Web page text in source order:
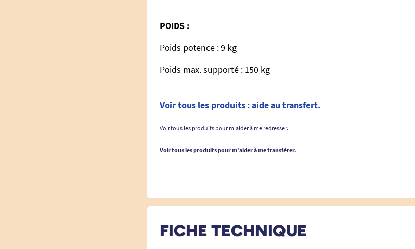
POIDS :
Poids potence : 9 kg
Poids max. supporté : 150 kg
Voir tous les produits : aide au transfert.
Voir tous les produits pour m'aider à me redresser.
Voir tous les produits pour m'aider à me transférer.
FICHE TECHNIQUE